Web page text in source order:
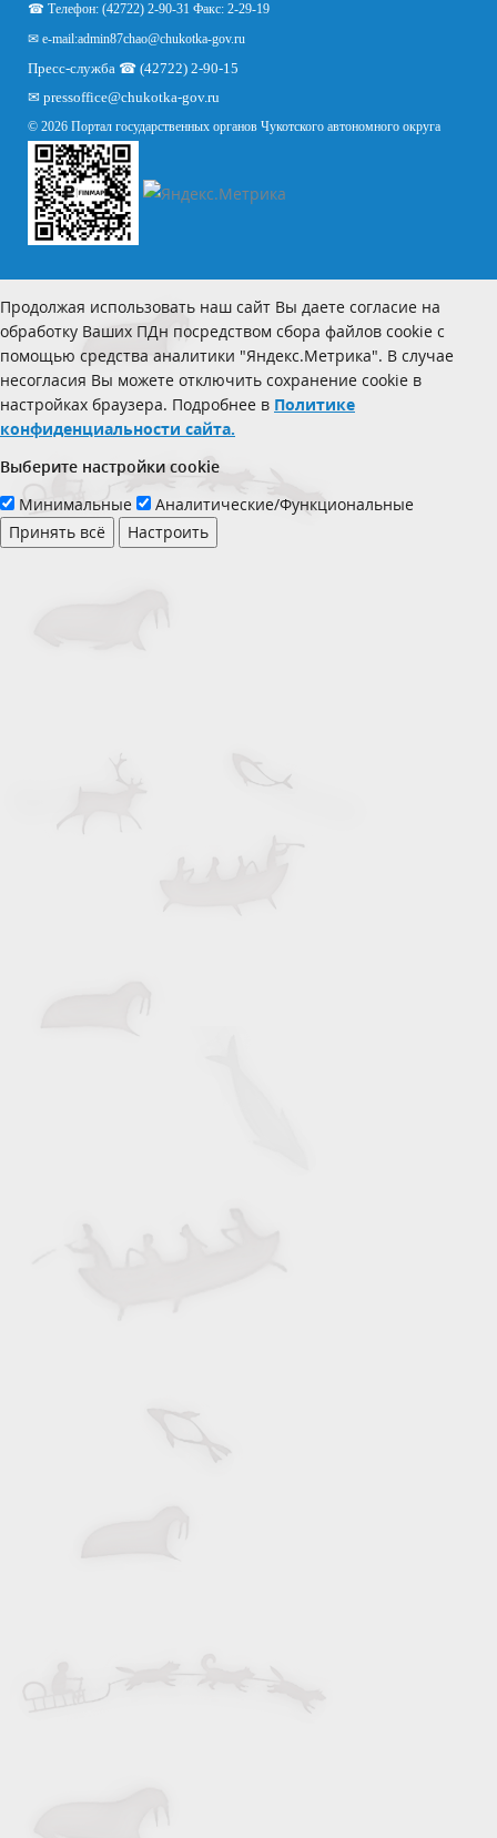
☎ Телефон: (42722) 2-90-31 Факс: 2-29-19
✉ e-mail:admin87chao@chukotka-gov.ru
Пресс-служба ☎ (42722) 2-90-15
✉ pressoffice@chukotka-gov.ru
© 2026 Портал государственных органов Чукотского автономного округа
Продолжая использовать наш сайт Вы даете согласие на
обработку Ваших ПДн посредством сбора файлов cookie с
помощью средства аналитики "Яндекс.Метрика". В случае
несогласия Вы можете отключить сохранение cookie в
настройках браузера. Подробнее в Политике
конфиденциальности сайта.
Выберите настройки cookie
Минимальные
Аналитические/Функциональные
Принять всё
Настроить